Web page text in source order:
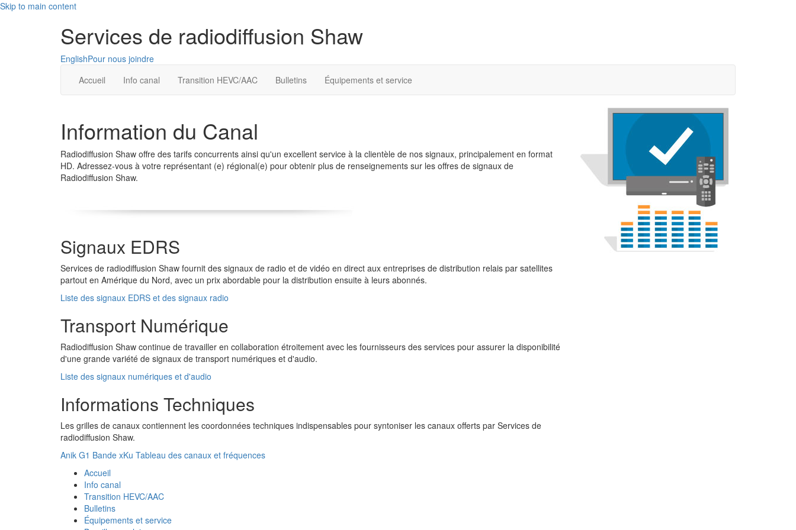
Skip to main content
Services de radiodiffusion Shaw
EnglishPour nous joindre
Accueil
Info canal Transition HEVC/AAC Bulletins Équipements et service
Information du Canal
Radiodiffusion Shaw offre des tarifs concurrents ainsi qu'un excellent service à la clientèle de nos signaux, principalement en format
HD. Adressez-vous à votre représentant (e) régional(e) pour obtenir plus de renseignements sur les offres de signaux de
Radiodiffusion Shaw.
Signaux EDRS
Services de radiodiffusion Shaw fournit des signaux de radio et de vidéo en direct aux entreprises de distribution relais par satellites
partout en Amérique du Nord, avec un prix abordable pour la distribution ensuite à leurs abonnés.
Liste des signaux EDRS et des signaux radio
Transport Numérique
Radiodiffusion Shaw continue de travailler en collaboration étroitement avec les fournisseurs des services pour assurer la disponibilité
d'une grande variété de signaux de transport numériques et d'audio.
Liste des signaux numériques et d'audio
Informations Techniques
Les grilles de canaux contiennent les coordonnées techniques indispensables pour syntoniser les canaux offerts par Services de
radiodiffusion Shaw.
Anik G1 Bande xKu Tableau des canaux et fréquences
Accueil
Info canal
Transition HEVC/AAC
Bulletins
Équipements et service